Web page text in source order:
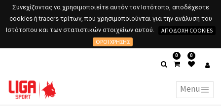
Συνεχίζοντας να χρησιμοποιείτε αυτόν τον Ιστότοπο, αποδέχεστε
cookies ή tracers τρίτων, που χρησιμοποιούνται για την ανάλυση του
Ιστότοπου και των στατιστικών στοιχείων αυτού.
ΑΠΟΔΟΧΉ COOKIES
ΌΡΟΙ ΧΡΉΣΗΣ
0 0